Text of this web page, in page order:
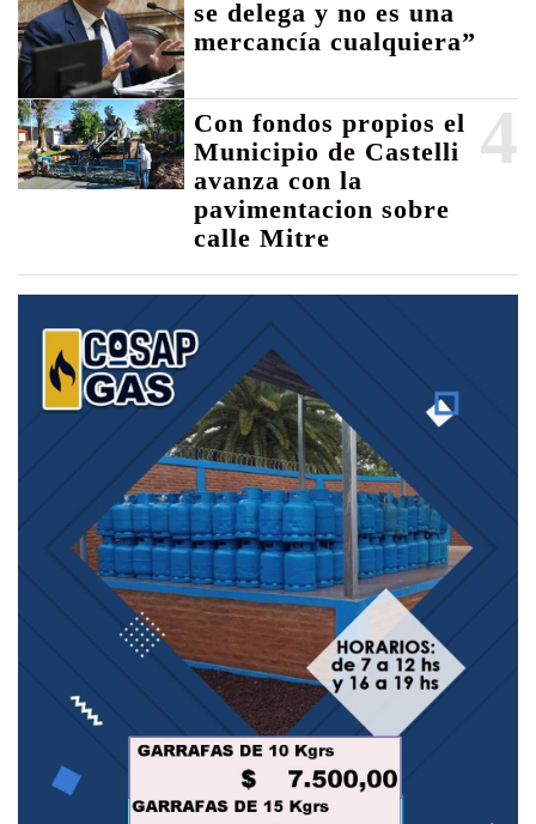
se delega y no es una
mercancía cualquiera”
4
Con fondos propios el
Municipio de Castelli
avanza con la
pavimentacion sobre
calle Mitre